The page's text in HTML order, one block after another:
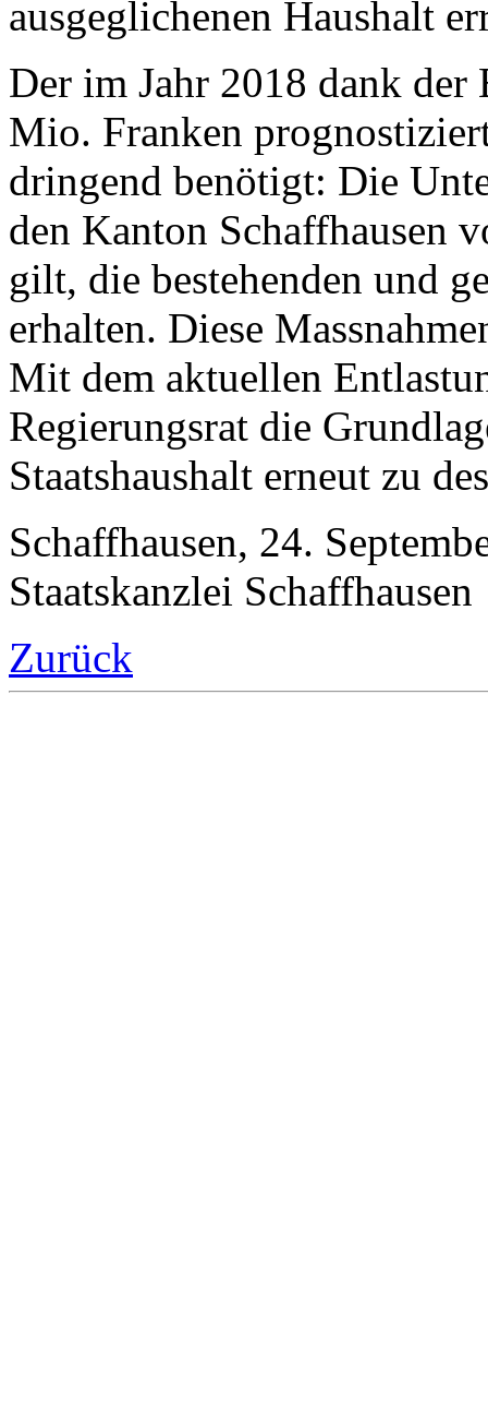
ausgeglichenen Haushalt
Der im Jahr 2018 dank
Mio. Franken
dringend benötigt: Die
den Kanton Schaffhausen
gilt, die bestehenden und
erhalten. Diese
Mit dem aktuellen
Regierungsrat die
Staatshaushalt erneut zu
Schaffhausen,
Staatskanzlei Schaffhausen
Zurück